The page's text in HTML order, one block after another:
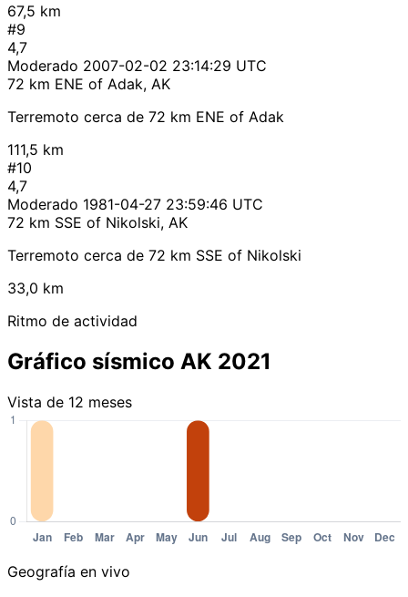
67,5 km
#9
4,7
Moderado 2007-02-02 23:14:29 UTC
72 km ENE of Adak, AK
Terremoto cerca de 72 km ENE of Adak
111,5 km
#10
4,7
Moderado 1981-04-27 23:59:46 UTC
72 km SSE of Nikolski, AK
Terremoto cerca de 72 km SSE of Nikolski
33,0 km
Ritmo de actividad
Gráfico sísmico AK 2021
Vista de 12 meses
Geografía en vivo